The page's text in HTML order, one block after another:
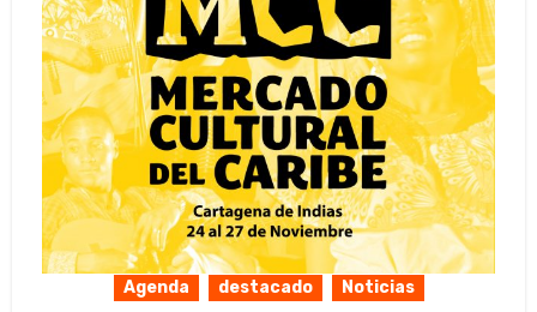
Agenda destacado Noticias